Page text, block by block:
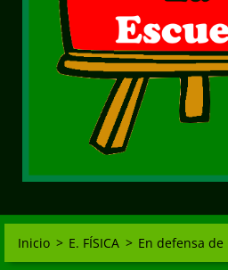
Inicio > E. FÍSICA > En defensa de